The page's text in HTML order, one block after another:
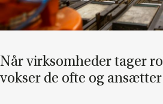
Når virk­som­he­der ta­ger
vok­ser de ofte og